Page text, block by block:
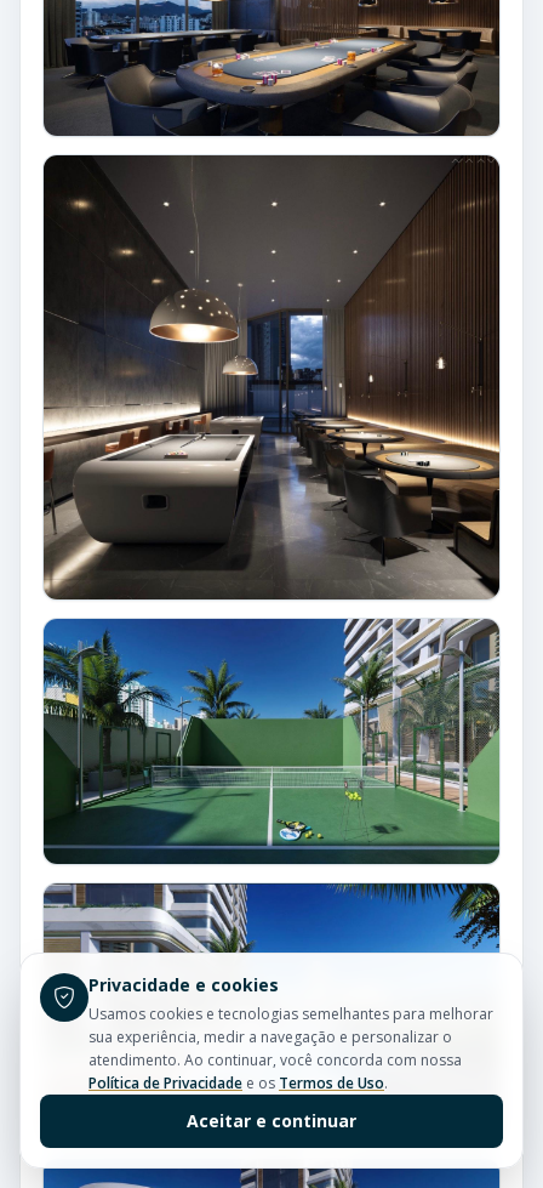
Privacidade e cookies
Usamos cookies e tecnologias semelhantes para melhorar
sua experiência, medir a navegação e personalizar o
atendimento. Ao continuar, você concorda com nossa
Política de Privacidade e os Termos de Uso.
Aceitar e continuar